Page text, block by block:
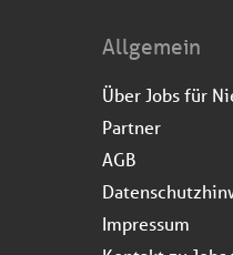
Allgemein
Über Jobs für
Partner
AGB
Impressum